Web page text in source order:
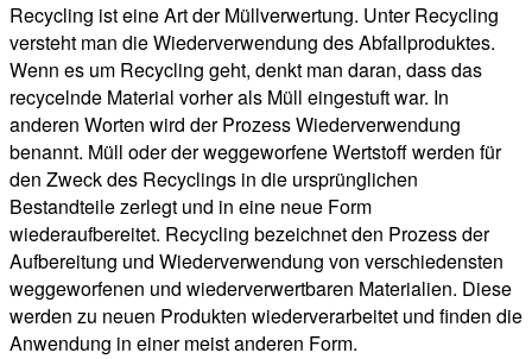
Recycling ist eine Art der Müllverwertung. Unter Recycling
versteht man die Wiederverwendung des Abfallproduktes.
Wenn es um Recycling geht, denkt man daran, dass das
recycelnde Material vorher als Müll eingestuft war. In
anderen Worten wird der Prozess Wiederverwendung
benannt. Müll oder der weggeworfene Wertstoff werden für
den Zweck des Recyclings in die ursprünglichen
Bestandteile zerlegt und in eine neue Form
wiederaufbereitet. Recycling bezeichnet den Prozess der
Aufbereitung und Wiederverwendung von verschiedensten
weggeworfenen und wiederverwertbaren Materialien. Diese
werden zu neuen Produkten wiederverarbeitet und finden die
Anwendung in einer meist anderen Form.